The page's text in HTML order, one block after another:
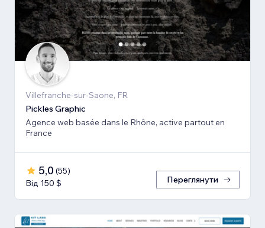
Villefranche-sur-Saone, FR
Pickles Graphic
Agence web basée dans le Rhône, active partout en
France
5,0 (55)
Від 150 $
Переглянути